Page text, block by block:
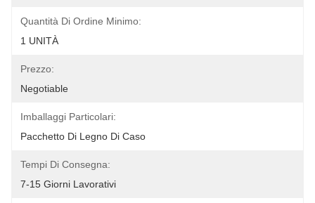
Quantità Di Ordine Minimo:
1 UNITÀ
Prezzo:
Negotiable
Imballaggi Particolari:
Pacchetto Di Legno Di Caso
Tempi Di Consegna:
7-15 Giorni Lavorativi